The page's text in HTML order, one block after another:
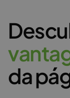
vanta
da